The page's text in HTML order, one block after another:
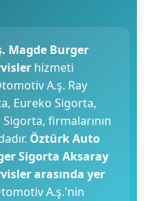
Magde Burger
hizmeti
A.ş. Ray
Eureko Sigorta,
firmalarının
Öztürk Auto
Sigorta Aksaray
arasında yer
A.ş.'nin